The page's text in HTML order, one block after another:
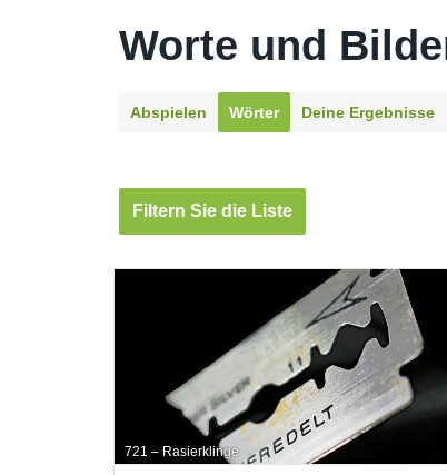
Worte und
Abspielen Wörter Deine Ergebnisse
Filtern Sie die Liste
721 – Rasierklinge